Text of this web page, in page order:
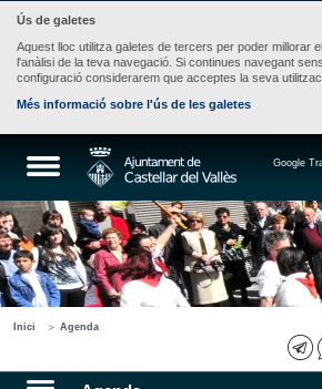
Ús de galetes
Aquest lloc utilitza galetes de tercers per poder millorar
l'anàlisi de la teva navegació. Si continues navegant
configuració considerarem que acceptes la seva
Més informació sobre l'ús de les galetes
Google
Inici Agenda